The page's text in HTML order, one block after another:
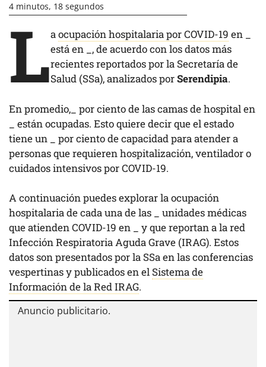
4 minutos, 18 segundos
Laocupación hospitalaria por COVID-19 en
está en
, de acuerdo con los datos más
recientes reportados por la Secretaría de
Salud (SSa), analizados porSerendipia.
En promedio,
por ciento de las camas de hospital en
están ocupadas. Esto quiere decir que el estado
tiene un
por ciento de capacidad para atender a
personas que requieren hospitalización, ventilador o
cuidados intensivos por COVID-19.
A continuación puedes explorar la ocupación
hospitalaria de cada una de las
unidades médicas
que atienden COVID-19 en
y que reportan a la red
Infección Respiratoria Aguda Grave (IRAG). Estos
datos son presentados por la SSa en las conferencias
vespertinas y publicados en el Sistema de
Información de la Red IRAG.